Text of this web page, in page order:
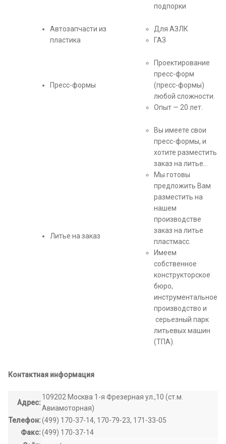
подпорки
Автозапчасти из
пластика
Для АЗЛК
ГАЗ
Пресс-формы
Проектирование
пресс-форм
(пресс-формы)
любой сложности.
Опыт — 20 лет.
Литье на заказ
Вы имеете свои
пресс-формы, и
хотите разместить
заказ на литье…
Мы готовы
предложить Вам
разместить на
нашем
производстве
заказ на литье
пластмасс.
Имеем
собственное
конструкторское
бюро,
инструментальное
производство и
серьезный парк
литьевых машин
(ТПА).
Контактная информация
Адрес:
109202 Москва 1-я Фрезерная ул.,10 (ст.м.
Авиамоторная)
Телефон:(499) 170-37-14, 170-79-23, 171-33-05
Факс:(499) 170-37-14